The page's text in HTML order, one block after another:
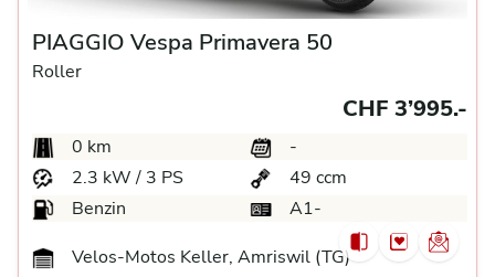
PIAGGIO Vespa Primavera 50
Roller
CHF 3’995.-
0 km
-
2.3 kW / 3 PS
49 ccm
Benzin
A1-
Velos-Motos Keller, Amriswil (TG)